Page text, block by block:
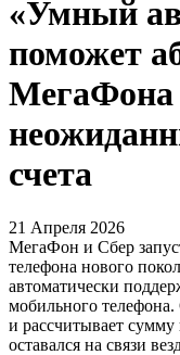
«Умный
поможет
МегаФона
счета
21 Апреля 2026
МегаФон и Сбер
телефона нового
автоматически
мобильного
и рассчитывает
оставался на связи